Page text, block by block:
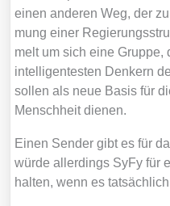
einen ande­ren Weg, der
mung einer
melt um sich eine Grup­pe,
intel­li­gen­tes­ten Den­kern
sol­len als neue Basis für
Mensch­heit die­nen.
Einen Sen­der gibt es für
wür­de aller­dings SyFy für
hal­ten, wenn es